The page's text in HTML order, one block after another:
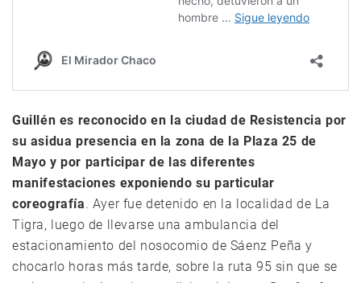
Guillén es reconocido en la ciudad de Resistencia por
su asidua presencia en la zona de la Plaza 25 de
Mayo y por participar de las diferentes
manifestaciones exponiendo su particular
coreografía. Ayer fue detenido en la localidad de La
Tigra, luego de llevarse una ambulancia del
estacionamiento del nosocomio de Sáenz Peña y
chocarlo horas más tarde, sobre la ruta 95 sin que se